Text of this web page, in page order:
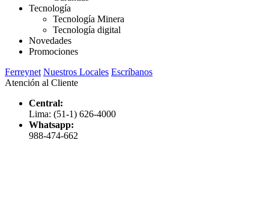
Tecnología
Tecnología Minera
Tecnología digital
Novedades
Promociones
Ferreynet Nuestros Locales Escríbanos
Atención al Cliente
Central:
Lima: (51-1) 626-4000
Whatsapp:
988-474-662